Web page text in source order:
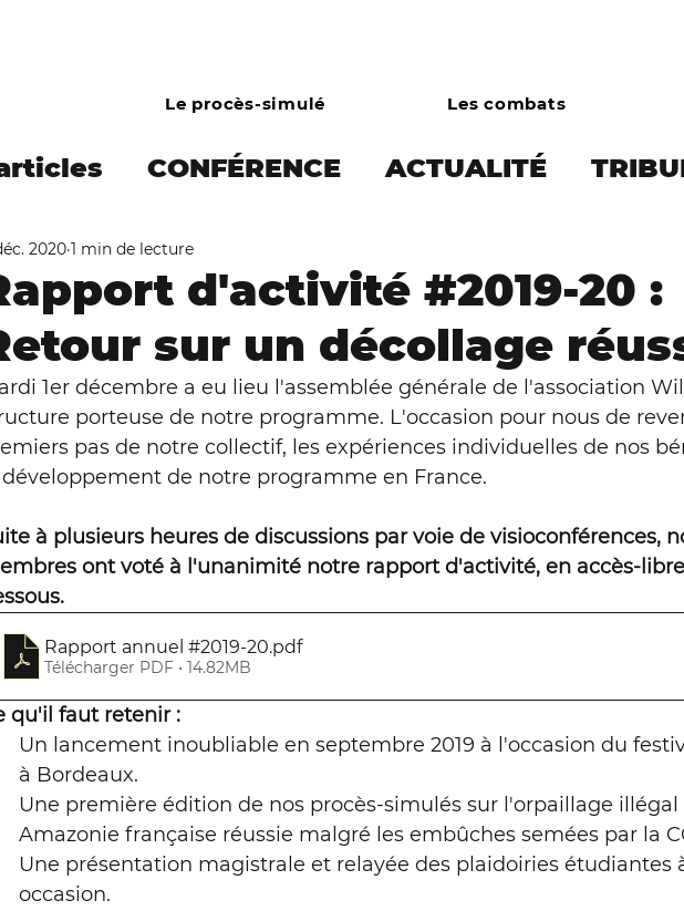
CONFÉRENCE ACTUALITÉ
DE PRESSE
Amazonie Droits des animaux École
simulés Combats Asso Campagne
rivières sauvages Chronique Conseil
Éolien offshore, droits des océans La
marins Total au pénal La Seine
et droits de la Nature Webinaire
Réserves naturelles de France (RNF)
d'activité #2019-20 :
sur un décollage
2020 1 min de lecture
1er décembre a eu lieu l'assemblée générale de l'association
porteuse de notre programme. L'occasion pour nous de
pas de notre collectif, les expériences individuelles de nos
développement de notre programme en France.
à plusieurs heures de discussions par voie de visioconférences,
ont voté à l'unanimité notre rapport d'activité, en accès-
Rapport annuel #2019-20.pdf
Télécharger PDF • 14.82MB
qu'il faut retenir :
Un lancement inoubliable en septembre 2019 à l'occasion du
à Bordeaux.
Une première édition de nos procès-simulés sur l'orpaillage illégal
Amazonie française réussie malgré les embûches semées par la
Une présentation magistrale et relayée des plaidoiries étudiantes
occasion.
Le procès-simulé Les combats